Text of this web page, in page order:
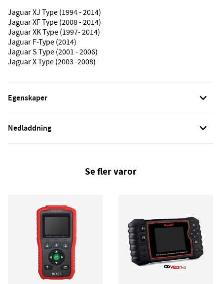
Jaguar XJ Type (1994 - 2014)
Jaguar XF Type (2008 - 2014)
Jaguar XK Type (1997- 2014)
Jaguar F-Type (2014)
Jaguar S Type (2001 - 2006)
Jaguar X Type (2003 -2008)
Egenskaper
Nedladdning
Se fler varor